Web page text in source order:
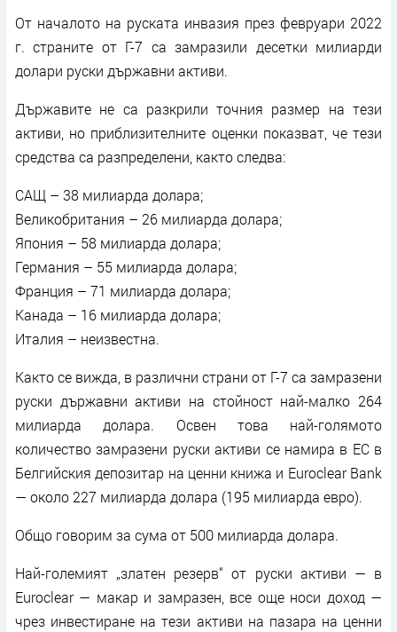
От началото на руската инвазия през февруари 2022
г. страните от Г-7 са замразили десетки милиарди
долари руски държавни активи.
Държавите не са разкрили точния размер на тези
активи, но приблизителните оценки показват, че тези
средства са разпределени, както следва:
САЩ – 38 милиарда долара;
Великобритания – 26 милиарда долара;
Япония – 58 милиарда долара;
Германия – 55 милиарда долара;
Франция – 71 милиарда долара;
Канада – 16 милиарда долара;
Италия – неизвестна.
Както се вижда, в различни страни от Г-7 са замразени
руски държавни активи на стойност най-малко 264
милиарда долара. Освен това най-голямото
количество замразени руски активи се намира в ЕС в
Белгийския депозитар на ценни книжа и Euroclear Bank
— около 227 милиарда долара (195 милиарда евро).
Общо говорим за сума от 500 милиарда долара.
Най-големият „златен резерв“ от руски активи — в
Euroclear — макар и замразен, все още носи доход —
чрез инвестиране на тези активи на пазара на ценни